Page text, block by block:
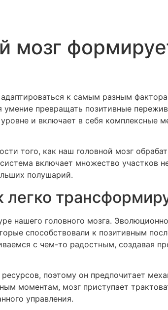
мозг
адаптироваться к самым разным
превращать позитивные
и включает в себя комплексные
того, как наш головной мозг
включает множество участков
полушарий.
нашего головного мозга.
способствовали к позитивным
с чем-то радостным, создавая
поэтому он предпочитает
моментам, мозг приступает
управления.